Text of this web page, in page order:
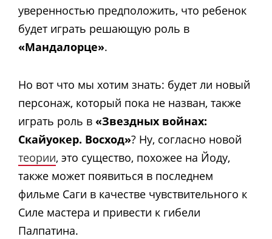
уверенностью предположить, что ребенок
будет играть решающую роль в
«Мандалорце».
Но вот что мы хотим знать: будет ли новый
персонаж, который пока не назван, также
играть роль в «Звездных войнах:
Скайуокер. Восход»? Ну, согласно новой
теории, это существо, похожее на Йоду,
также может появиться в последнем
фильме Саги в качестве чувствительного к
Силе мастера и привести к гибели
Палпатина.